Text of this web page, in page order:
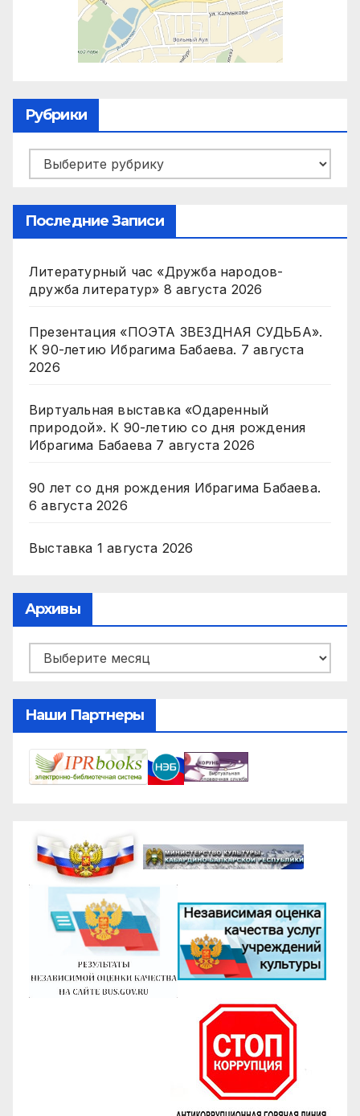
Рубрики
Рубрики
Последние Записи
Литературный час «Дружба народов-
дружба литератур» 8 августа 2026
Презентация «ПОЭТА ЗВЕЗДНАЯ СУДЬБА».
К 90-летию Ибрагима Бабаева. 7 августа
2026
Виртуальная выставка «Одаренный
природой». К 90-летию со дня рождения
Ибрагима Бабаева 7 августа 2026
90 лет со дня рождения Ибрагима Бабаева.
6 августа 2026
Выставка 1 августа 2026
Архивы
Архивы
Наши Партнеры